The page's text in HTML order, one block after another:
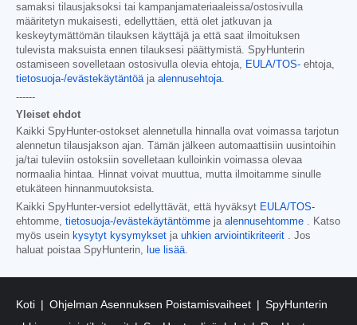
samaksi tilausjaksoksi tai kampanjamateriaaleissa/ostosivulla
määritetyn mukaisesti, edellyttäen, että olet jatkuvan ja
keskeytymättömän tilauksen käyttäjä ja että saat ilmoituksen
tulevista maksuista ennen tilauksesi päättymistä. SpyHunterin
ostamiseen sovelletaan ostosivulla olevia ehtoja,
EULA/TOS- ehtoja,
tietosuoja-/evästekäytäntöä ja alennusehtoja
------
Yleiset ehdot
Kaikki SpyHunter-ostokset alennetulla hinnalla ovat voimassa tarjotun
alennetun tilausjakson ajan. Tämän jälkeen automaattisiin uusintoihin
ja/tai tuleviin ostoksiin sovelletaan kulloinkin voimassa olevaa
normaalia hintaa. Hinnat voivat muuttua, mutta ilmoitamme sinulle
etukäteen hinnanmuutoksista.
Kaikki SpyHunter-versiot edellyttävät, että hyväksyt EULA/TOS-
ehtomme, tietosuoja-/evästekäytäntömme ja alennusehtomme . Katso
myös usein kysytyt kysymykset ja uhkien arviointikriteerit . Jos
haluat poistaa SpyHunterin,
lue lisää
Koti Ohjelman Asennuksen Poistamisvaiheet
SpyHunterin